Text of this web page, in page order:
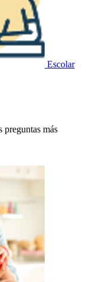
Escolar
preguntas más